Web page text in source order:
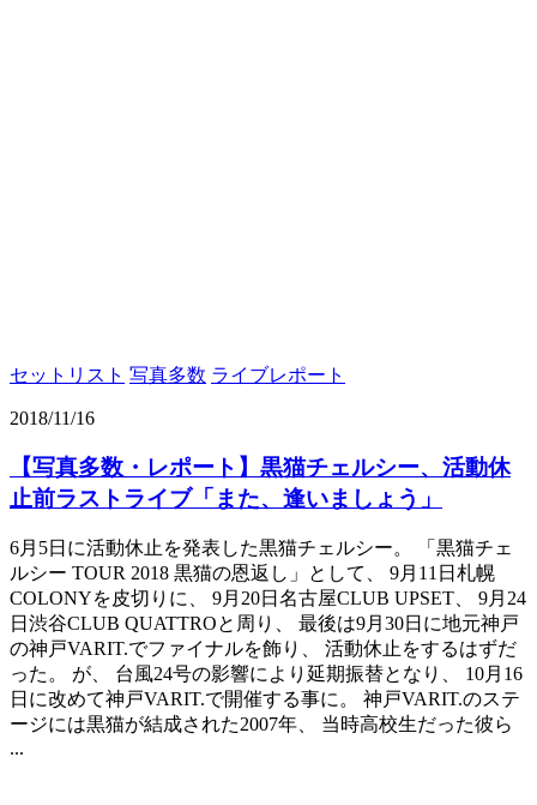
セットリスト 写真多数 ライブレポート
2018/11/16
【写真多数・レポート】黒猫チェルシー、活動休
止前ラストライブ「また、逢いましょう」
6月5日に活動休止を発表した黒猫チェルシー。 「黒猫チェ
ルシー TOUR 2018 黒猫の恩返し」として、 9月11日札幌
COLONYを皮切りに、 9月20日名古屋CLUB UPSET、 9月24
日渋谷CLUB QUATTROと周り、 最後は9月30日に地元神戸
の神戸VARIT.でファイナルを飾り、 活動休止をするはずだ
った。 が、 台風24号の影響により延期振替となり、 10月16
日に改めて神戸VARIT.で開催する事に。 神戸VARIT.のステ
ージには黒猫が結成された2007年、 当時高校生だった彼ら
...